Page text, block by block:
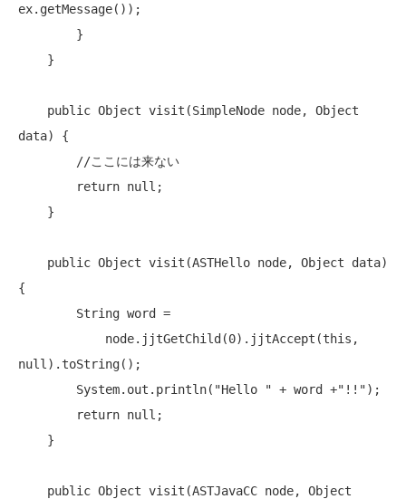
ex.getMessage());
public Object visit(SimpleNode node, Object
data) {
//ここには来ない
return null ;
public Object visit(ASTHello node, Object data)
{
            node.jjtGetChild(0).jjtAccept(
this
null ).toString();
        System.out.println(
"Hello " + word +"!!");
return null ;
public Object visit(ASTJavaCC node, Object